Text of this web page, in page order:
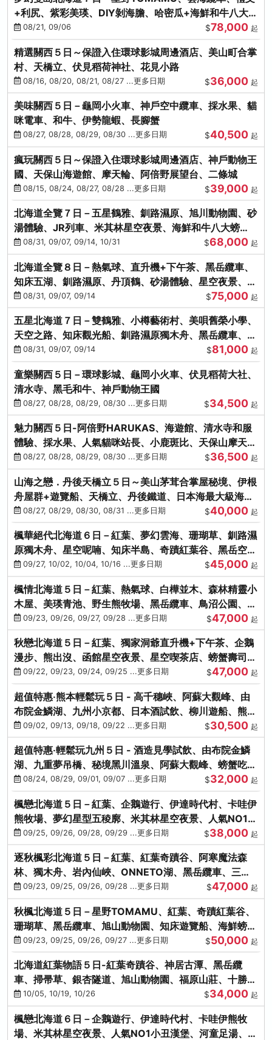
+利尻、紫彩美瑛、DIY剝海膽、哈密瓜+海鮮和牛八大螃
蟹吃到飽
08/21, 09/06 $78,000 起
精選關西５日～保證入住環球影城周邊酒店、美山町合掌
村、天橋立、伏見稻荷神社、花見小路
08/16, 08/20, 08/21, 08/27 ...更多日期 $36,000 起
美味關西５日－龜岡小火車、神戶空中纜車、採水果、貓
咪電車、和牛、伊勢龍蝦、長腳蟹
08/27, 08/28, 08/29, 08/30 ...更多日期 $40,500 起
瘋玩關西５日～保證入住環球影城周邊酒店、神戶動物王
國、天保山海遊館、摩天輪、阿倍野展望台、二條城
08/15, 08/24, 08/27, 08/28 ...更多日期 $39,000 起
北海道全覽７日－五星鶴雅、釧路濕原、旭川動物園、砂
湯體驗、JR列車、米其林星空夜景、海鮮和牛八大螃
蟹、卡哇依熊牧場
08/31, 09/07, 09/14, 10/31 $68,000 起
北海道全覽８日－熱氣球、直升機+下午茶、黑岳纜車、
知床五湖、釧路濕原、丹頂鶴、砂湯體驗、星空夜景、洞
爺花火、螃蟹懷石料理
08/31, 09/07, 09/14 $75,000 起
五星北海道７日－雙鶴雅、小樽藝術村、美唄舊榮小學、
天空之路、知床觀光船、釧路濕原獨木舟、黑岳纜車、流
冰硝子館DIY玻璃杯
08/31, 09/07, 09/14 $81,000 起
童樂關西５日－環球影城、龜岡小火車、伏見稻荷大社、
清水寺、黑毛和牛、神戶動物王國
08/27, 08/28, 08/29, 08/30 ...更多日期 $34,500 起
魅力關西５日-阿倍野HARUKAS、海遊館、清水寺和服
體驗、採水果、人氣貓咪站長、小鹿斑比、天保山摩天
輪、水上巴士
08/27, 08/28, 08/29, 08/30 ...更多日期 $36,500 起
山海之戀．丹後天橋立５日～美山茅茸合掌屋秘境、伊根
舟屋群+遊覽船、天橋立、丹後鐵道、日本海最大級海鮮
市場08/27, 08/29, 08/30, 08/31 ...更多日期 $40,000 起
楓華絕代北海道６日－紅葉、夢幻雲海、珊瑚草、釧路濕
原獨木舟、星空呢喃、知床半島、奇蹟紅葉谷、黑岳空中
纜車、旭山動物園
09/27, 10/02, 10/04, 10/16 ...更多日期 $45,000 起
楓情北海道５日－紅葉、熱氣球、白樺並木、森林精靈小
木屋、美瑛青池、野生熊牧場、黑岳纜車、鳥沼公園、紅
葉奇蹟谷、螃蟹吃到飽
09/23, 09/26, 09/27, 09/28 ...更多日期 $47,000 起
秋戀北海道５日－紅葉、獨家洞爺直升機+下午茶、企鵝
漫步、熊出沒、函館星空夜景、星空喫茶店、螃蟹壽司、
海膽、三大螃蟹放題
09/22, 09/23, 09/24, 09/25 ...更多日期 $47,000 起
超值特惠‧熊本輕鬆玩５日 - 高千穗峽、阿蘇大觀峰、由
布院金鱗湖、九州小京都、日本酒試飲、柳川遊船、熊本
城、熊本AEON
09/02, 09/13, 09/18, 09/22 ...更多日期 $30,500 起
超值特惠‧輕鬆玩九州５日 - 酒造見學試飲、由布院金鱗
湖、九重夢吊橋、秘境黑川溫泉、阿蘇大觀峰、螃蟹吃到
飽08/24, 08/29, 09/01, 09/07 ...更多日期 $32,000 起
楓戀北海道５日－紅葉、企鵝遊行、伊達時代村、卡哇伊
熊牧場、夢幻星型五稜廓、米其林星空夜景、人氣NO1小
丑漢堡、洞爺花火
09/25, 09/26, 09/28, 09/29 ...更多日期 $38,000 起
逐秋楓彩北海道５日－紅葉、紅葉奇蹟谷、阿寒魔法森
林、獨木舟、岩內仙峽、ONNETO湖、黑岳纜車、三國
峠、豐平峽、螃蟹溫泉
09/23, 09/25, 09/26, 09/28 ...更多日期 $47,000 起
秋楓北海道５日－星野TOMAMU、紅葉、奇蹟紅葉谷、
珊瑚草、黑岳纜車、旭山動物園、知床遊覽船、海鮮螃蟹
和牛吃到飽
09/23, 09/25, 09/26, 09/27 ...更多日期 $50,000 起
北海道紅葉物語５日-紅葉奇蹟谷、神居古潭、黑岳纜
車、掃帚草、銀杏隧道、旭山動物園、福原山莊、十勝牧
場、冰的美術館
10/05, 10/19, 10/26 $34,000 起
楓戀北海道６日－企鵝遊行、伊達時代村、卡哇伊熊牧
場、米其林星空夜景、人氣NO1小丑漢堡、河童足湯、奇